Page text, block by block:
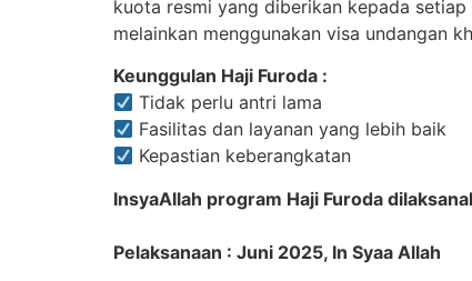
kuota resmi yang diberikan kepada
melainkan menggunakan visa undangan
Keunggulan Haji Furoda :
Tidak perlu antri lama
Fasilitas dan layanan yang lebih baik
Kepastian keberangkatan
InsyaAllah program Haji Furoda
Pelaksanaan : Juni 2025, In Syaa Allah